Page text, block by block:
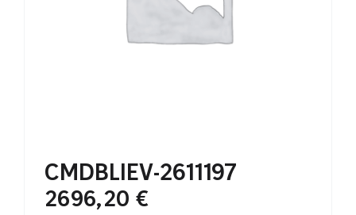
CMDBLIEV-2611197
2696,20 €